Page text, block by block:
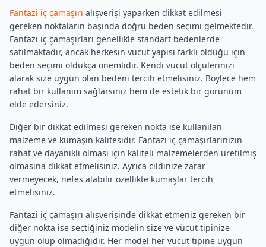
Fantazi iç çamaşırı alışverişi yaparken dikkat edilmesi
gereken noktaların başında doğru beden seçimi gelmektedir.
Fantazi iç çamaşırları genellikle standart bedenlerde
satılmaktadır, ancak herkesin vücut yapısı farklı olduğu için
beden seçimi oldukça önemlidir. Kendi vücut ölçülerinizi
alarak size uygun olan bedeni tercih etmelisiniz. Böylece hem
rahat bir kullanım sağlarsınız hem de estetik bir görünüm
elde edersiniz.
Diğer bir dikkat edilmesi gereken nokta ise kullanılan
malzeme ve kumaşın kalitesidir. Fantazi iç çamaşırlarınızın
rahat ve dayanıklı olması için kaliteli malzemelerden üretilmiş
olmasına dikkat etmelisiniz. Ayrıca cildinize zarar
vermeyecek, nefes alabilir özellikte kumaşlar tercih
etmelisiniz.
Fantazi iç çamaşırı alışverişinde dikkat etmeniz gereken bir
diğer nokta ise seçtiğiniz modelin size ve vücut tipinize
uygun olup olmadığıdır. Her model her vücut tipine uygun